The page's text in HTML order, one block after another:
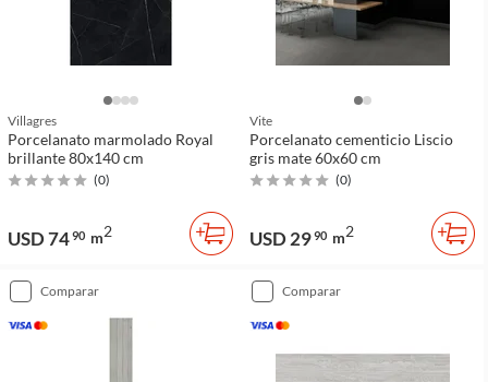
Villagres
Porcelanato marmolado Royal
brillante 80x140 cm
(0)
USD 7490 m2
Vite
Porcelanato cementicio Liscio
gris mate 60x60 cm
(0)
USD 2990 m2
comparar comparar